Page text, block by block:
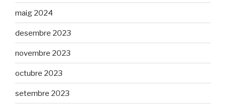
maig 2024
desembre 2023
novembre 2023
octubre 2023
setembre 2023